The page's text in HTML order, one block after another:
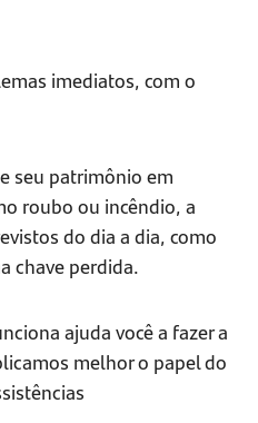
imediatos, com o
seu patrimônio em
roubo ou incêndio, a
do dia a dia, como
chave perdida.
ajuda você a fazer a
melhor o papel do